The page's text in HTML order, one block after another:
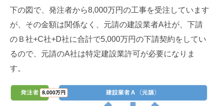
下の図で、発注者から8,000万円の工事を受注しています
が、その金額は関係なく、元請の建設業者A社が、下請
のＢ社+C社+D社に合計で5,000万円の下請契約をしてい
るので、元請のA社は特定建設業許可が必要になりま
す。